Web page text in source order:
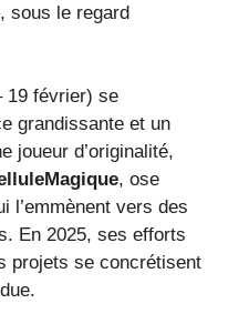
sous le regard
19 février) se
grandissante et un
joueur d’originalité,
, ose
l’emmènent vers des
En 2025, ses efforts
projets se concrétisent